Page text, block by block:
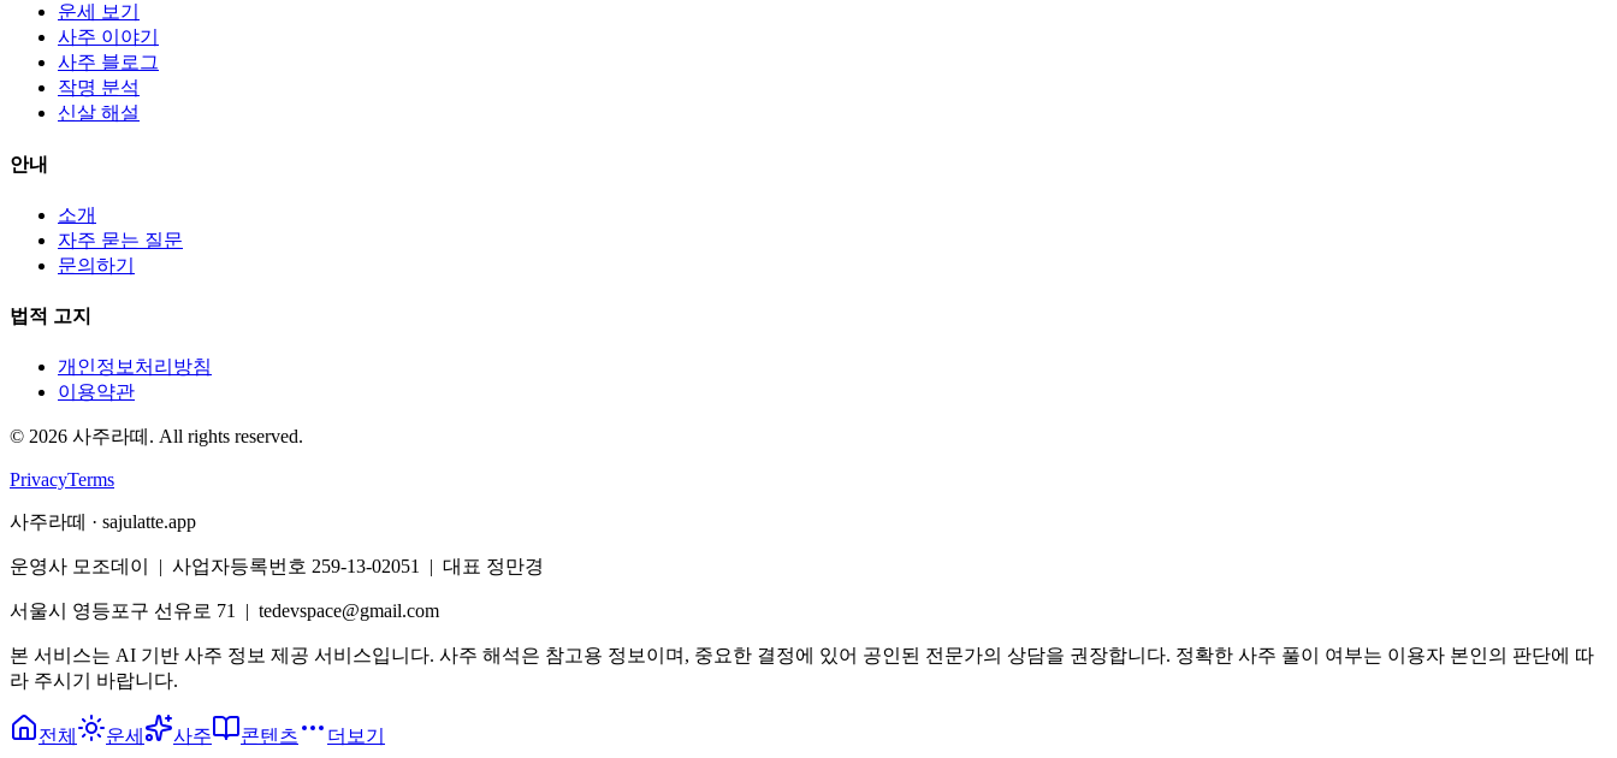
운세 보기
사주 이야기
사주 블로그
작명 분석
신살 해설
안내
소개
자주 묻는 질문
문의하기
법적 고지
개인정보처리방침
이용약관
© 2026 사주라떼. All rights reserved.
PrivacyTerms
사주라떼 · sajulatte.app
운영사 모조데이 | 사업자등록번호 259-13-02051 | 대표 정만경
서울시 영등포구 선유로 71 | tedevspace@gmail.com
본 서비스는 AI 기반 사주 정보 제공 서비스입니다. 사주 해석은 참고용 정보이며, 중요한 결정에 있어 공인된 전문가의 상담을 권장합니다. 정확한 사주 풀이 여부는 이용자 본인의 판단에 따
라 주시기 바랍니다.
전체 운세 사주 콘텐츠 더보기